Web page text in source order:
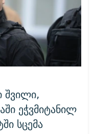
შვილი,
ეჭვმიტანილ
სცემა